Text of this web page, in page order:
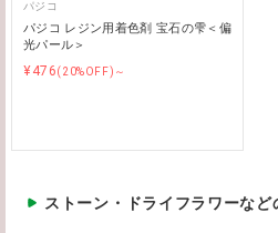
パジコ
パジコ レジン用着色剤 宝石の雫＜偏
光パール＞
¥476(20%OFF)～
ストーン・ドライフラワーなど